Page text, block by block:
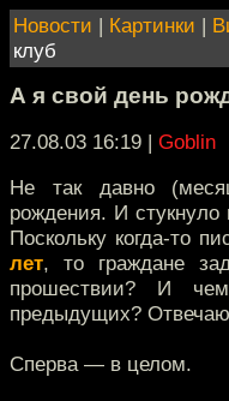
Новости | Картинки |
клуб
А я свой день
27.08.03 16:19 | Goblin
Не так давно
рождения. И
Поскольку когда-то
лет, то граждане
прошествии? И
предыдущих? Отвечаю
Сперва — в целом.